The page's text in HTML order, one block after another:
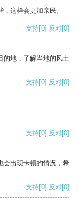
这样会更加亲民。
支持[0] 反对[0]
的地，了解当地的风土
支持[0] 反对[0]
支持[0] 反对[0]
会出现卡顿的情况，希
支持[0] 反对[0]